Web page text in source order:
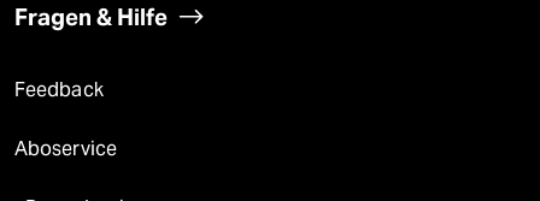
Fragen & Hilfe
Feedback
Aboservice